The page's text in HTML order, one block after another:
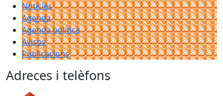
Notícies
Agenda
Agenda política
Avisos
Publicacions
Adreces i telèfons